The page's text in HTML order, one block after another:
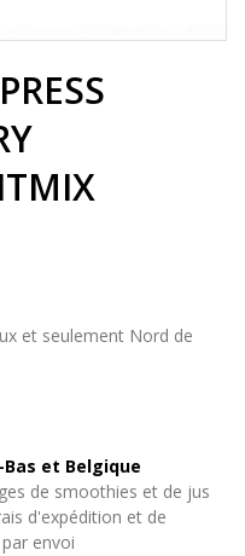
et seulement Nord de
et Belgique
de smoothies et de jus
d'expédition et de
envoi